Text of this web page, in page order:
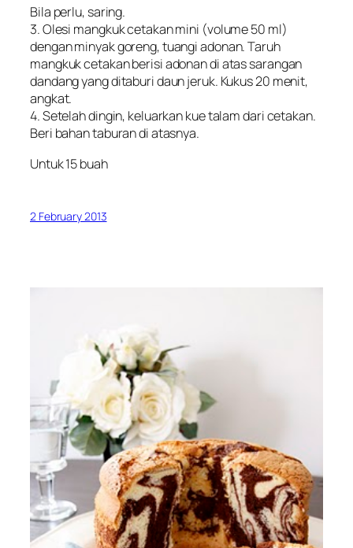
Bila perlu, saring.
3. Olesi mangkuk cetakan mini (volume 50 ml)
dengan minyak goreng, tuangi adonan. Taruh
mangkuk cetakan berisi adonan di atas sarangan
dandang yang ditaburi daun jeruk. Kukus 20 menit,
angkat.
4. Setelah dingin, keluarkan kue talam dari cetakan.
Beri bahan taburan di atasnya.
Untuk 15 buah
2 February 2013